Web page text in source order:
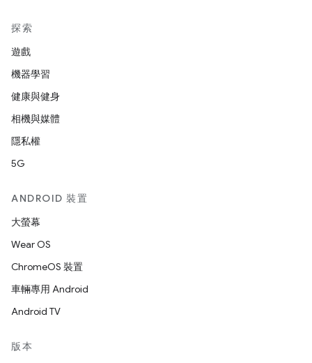
探索
遊戲
機器學習
健康與健身
相機與媒體
隱私權
5G
ANDROID 裝置
大螢幕
Wear OS
ChromeOS 裝置
車輛專用 Android
Android TV
版本